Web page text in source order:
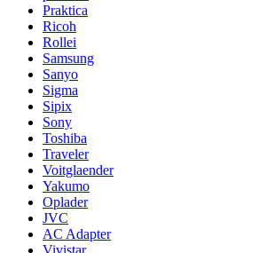
Praktica
Ricoh
Rollei
Samsung
Sanyo
Sigma
Sipix
Sony
Toshiba
Traveler
Voitglaender
Yakumo
Oplader
JVC
AC Adapter
Vivistar